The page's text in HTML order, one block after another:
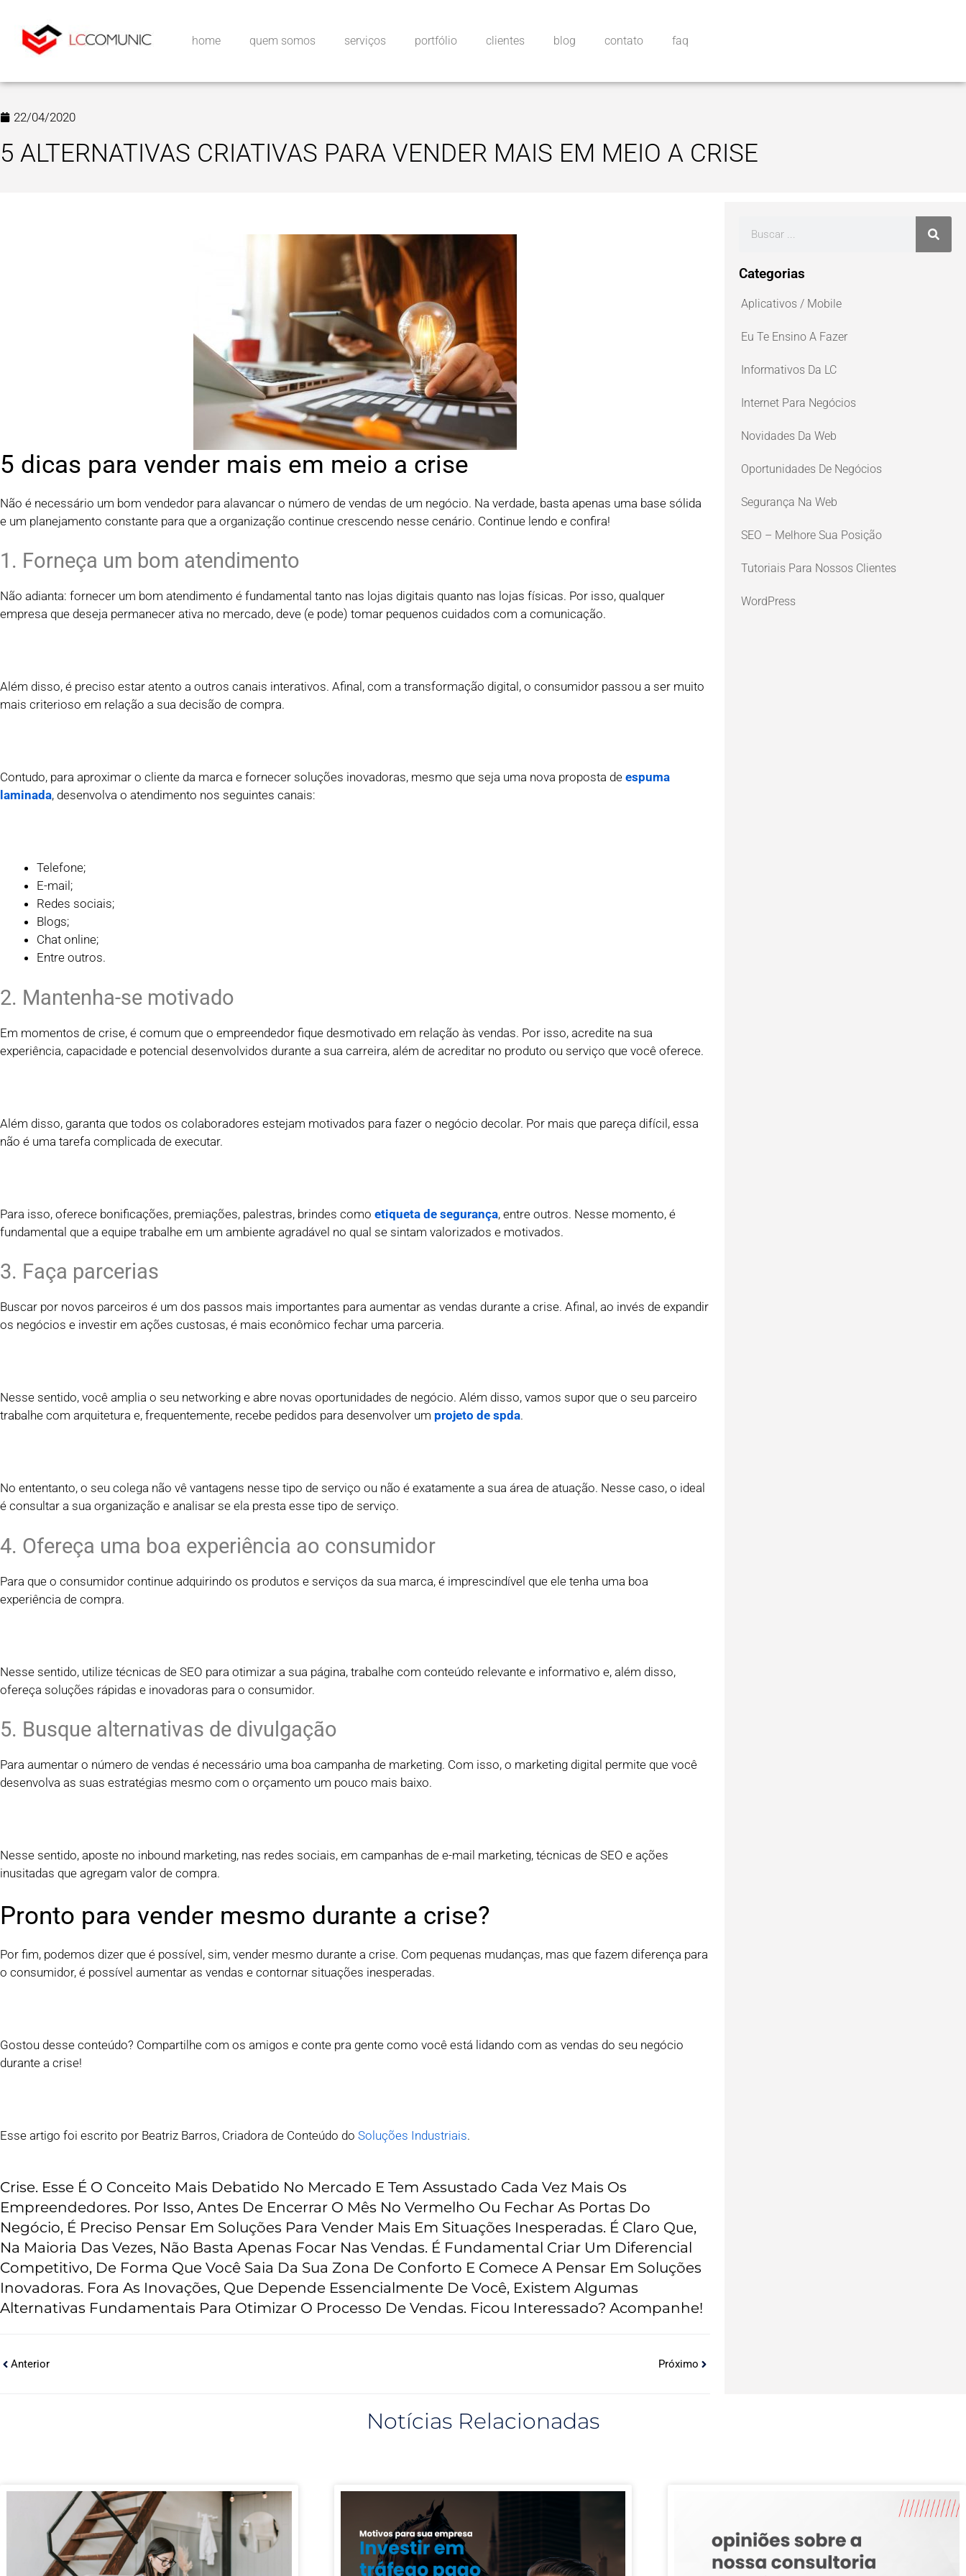
home quem somos serviços portfólio clientes blog contato faq
22/04/2020
5 ALTERNATIVAS CRIATIVAS PARA VENDER MAIS EM MEIO A CRISE
5 dicas para vender mais em meio a crise
Não é necessário um bom vendedor para alavancar o número de vendas de um negócio. Na verdade, basta apenas uma base sólida
e um planejamento constante para que a organização continue crescendo nesse cenário. Continue lendo e confira!
1. Forneça um bom atendimento
Não adianta: fornecer um bom atendimento é fundamental tanto nas lojas digitais quanto nas lojas físicas. Por isso, qualquer
empresa que deseja permanecer ativa no mercado, deve (e pode) tomar pequenos cuidados com a comunicação.
Além disso, é preciso estar atento a outros canais interativos. Afinal, com a transformação digital, o consumidor passou a ser muito
mais criterioso em relação a sua decisão de compra.
Contudo, para aproximar o cliente da marca e fornecer soluções inovadoras, mesmo que seja uma nova proposta de espuma
laminada, desenvolva o atendimento nos seguintes canais:
Telefone;
E-mail;
Redes sociais;
Blogs;
Chat online;
Entre outros.
2. Mantenha-se motivado
Em momentos de crise, é comum que o empreendedor fique desmotivado em relação às vendas. Por isso, acredite na sua
experiência, capacidade e potencial desenvolvidos durante a sua carreira, além de acreditar no produto ou serviço que você oferece.
Além disso, garanta que todos os colaboradores estejam motivados para fazer o negócio decolar. Por mais que pareça difícil, essa
não é uma tarefa complicada de executar.
Para isso, oferece bonificações, premiações, palestras, brindes como etiqueta de segurança, entre outros. Nesse momento, é
fundamental que a equipe trabalhe em um ambiente agradável no qual se sintam valorizados e motivados.
3. Faça parcerias
Buscar por novos parceiros é um dos passos mais importantes para aumentar as vendas durante a crise. Afinal, ao invés de expandir
os negócios e investir em ações custosas, é mais econômico fechar uma parceria.
Nesse sentido, você amplia o seu networking e abre novas oportunidades de negócio. Além disso, vamos supor que o seu parceiro
trabalhe com arquitetura e, frequentemente, recebe pedidos para desenvolver um projeto de spda.
No ententanto, o seu colega não vê vantagens nesse tipo de serviço ou não é exatamente a sua área de atuação. Nesse caso, o ideal
é consultar a sua organização e analisar se ela presta esse tipo de serviço.
4. Ofereça uma boa experiência ao consumidor
Para que o consumidor continue adquirindo os produtos e serviços da sua marca, é imprescindível que ele tenha uma boa
experiência de compra.
Nesse sentido, utilize técnicas de SEO para otimizar a sua página, trabalhe com conteúdo relevante e informativo e, além disso,
ofereça soluções rápidas e inovadoras para o consumidor.
5. Busque alternativas de divulgação
Para aumentar o número de vendas é necessário uma boa campanha de marketing. Com isso, o marketing digital permite que você
desenvolva as suas estratégias mesmo com o orçamento um pouco mais baixo.
Nesse sentido, aposte no inbound marketing, nas redes sociais, em campanhas de e-mail marketing, técnicas de SEO e ações
inusitadas que agregam valor de compra.
Pronto para vender mesmo durante a crise?
Por fim, podemos dizer que é possível, sim, vender mesmo durante a crise. Com pequenas mudanças, mas que fazem diferença para
o consumidor, é possível aumentar as vendas e contornar situações inesperadas.
Gostou desse conteúdo? Compartilhe com os amigos e conte pra gente como você está lidando com as vendas do seu negócio
durante a crise!
Esse‌ ‌artigo‌ ‌foi‌ ‌escrito‌ ‌por‌ ‌Beatriz‌ ‌Barros,‌ ‌Criadora‌ ‌de‌ ‌Conteúdo‌ ‌do‌ ‌‌ Soluções‌ ‌Industriais‌.‌
Crise. Esse É O Conceito Mais Debatido No Mercado E Tem Assustado Cada Vez Mais Os
Empreendedores. Por Isso, Antes De Encerrar O Mês No Vermelho Ou Fechar As Portas Do
Negócio, É Preciso Pensar Em Soluções Para Vender Mais Em Situações Inesperadas. É Claro Que,
Na Maioria Das Vezes, Não Basta Apenas Focar Nas Vendas. É Fundamental Criar Um Diferencial
Competitivo, De Forma Que Você Saia Da Sua Zona De Conforto E Comece A Pensar Em Soluções
Inovadoras. Fora As Inovações, Que Depende Essencialmente De Você, Existem Algumas
Alternativas Fundamentais Para Otimizar O Processo De Vendas. Ficou Interessado? Acompanhe!
Anterior Próximo
Categorias
Aplicativos / Mobile
Eu Te Ensino A Fazer
Informativos Da LC
Internet Para Negócios
Novidades Da Web
Oportunidades De Negócios
Segurança Na Web
SEO – Melhore Sua Posição
Tutoriais Para Nossos Clientes
WordPress
Notícias Relacionadas